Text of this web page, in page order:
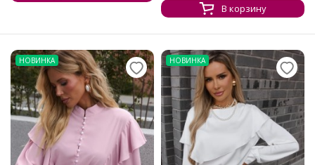
В корзину
НОВИНКА НОВИНКА